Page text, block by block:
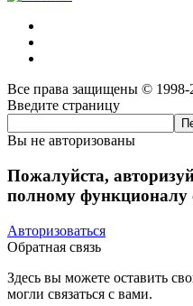
Все права защищены © 1998-
Введите страницу
Вы не авторизованы
Пожалуйста,
полному функционалу
Авторизоваться
Обратная связь
Здесь вы можете оставить
могли связаться с вами.